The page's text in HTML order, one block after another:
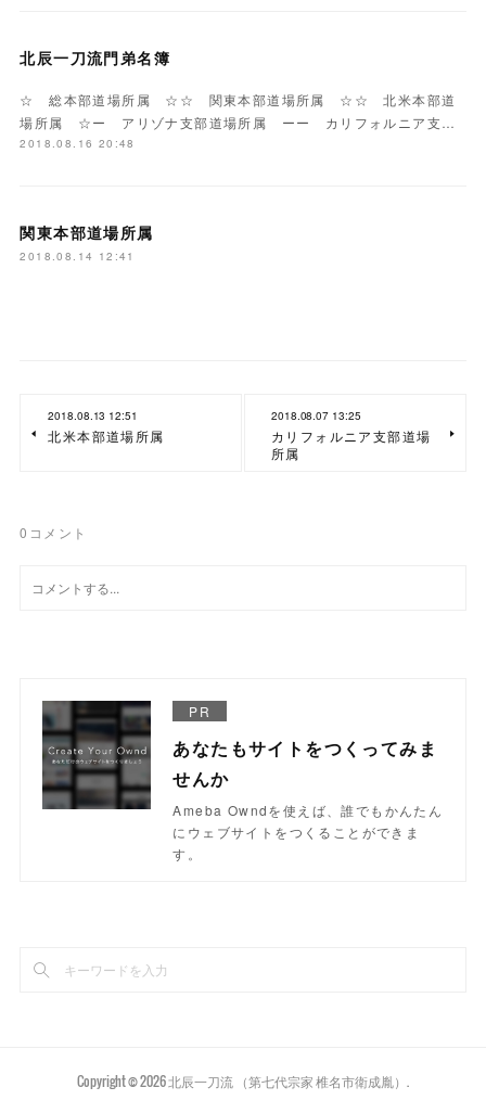
北辰一刀流門弟名簿
☆ 総本部道場所属 ☆☆ 関東本部道場所属 ☆☆ 北米本部道
場所属 ☆ー アリゾナ支部道場所属 ーー カリフォルニア支…
2018.08.16 20:48
関東本部道場所属
2018.08.14 12:41
2018.08.13 12:51
北米本部道場所属
2018.08.07 13:25
カリフォルニア支部道場
所属
0 コメント
PR
あなたもサイトをつくってみま
せんか
Ameba Owndを使えば、誰でもかんたん
にウェブサイトをつくることができま
す。
Copyright ©2026北辰一刀流 （第七代宗家 椎名市衛成胤） .